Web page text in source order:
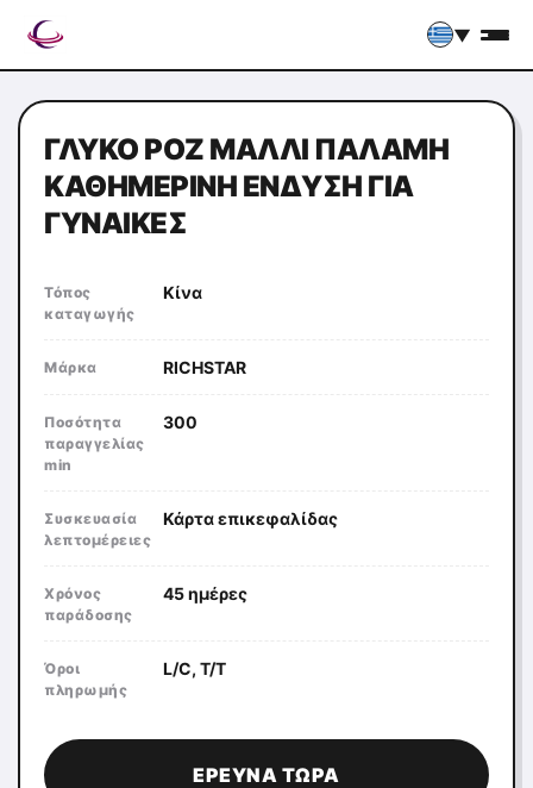
▼
ΓΛΥΚΌ ΡΟΖ ΜΑΛΛΊ ΠΑΛΆΜΗ
ΚΑΘΗΜΕΡΙΝΉ ΈΝΔΥΣΗ ΓΙΑ
ΓΥΝΑΊΚΕΣ
Τόπος
καταγωγής
Κίνα
Μάρκα RICHSTAR
Ποσότητα
παραγγελίας
min
300
Συσκευασία
λεπτομέρειες
Κάρτα επικεφαλίδας
Χρόνος
παράδοσης
45 ημέρες
Όροι
πληρωμής
L/C, T/T
ΈΡΕΥΝΑ ΤΏΡΑ